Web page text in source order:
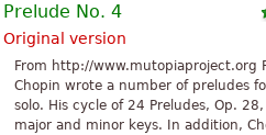
Prelude No. 4
Original version
From http://www.mutopiaproject.org
Chopin wrote a number of preludes
solo. His cycle of 24 Preludes, Op. 28,
major and minor keys. In addition,